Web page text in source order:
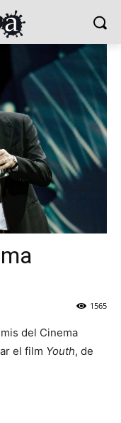
1565
del Cinema
el film Youth, de